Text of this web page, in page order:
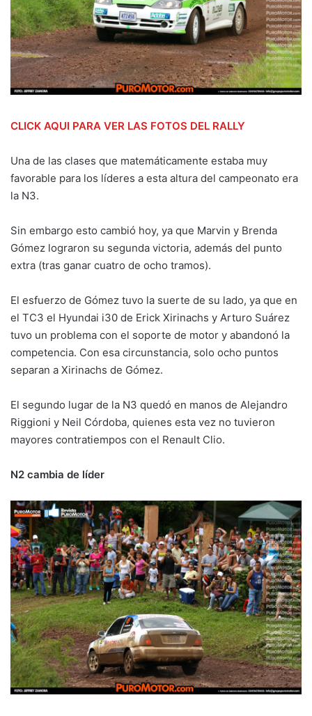
CLICK AQUI PARA VER LAS FOTOS DEL RALLY
Una de las clases que matemáticamente estaba muy
favorable para los líderes a esta altura del campeonato era
la N3.
Sin embargo esto cambió hoy, ya que Marvin y Brenda
Gómez lograron su segunda victoria, además del punto
extra (tras ganar cuatro de ocho tramos).
El esfuerzo de Gómez tuvo la suerte de su lado, ya que en
el TC3 el Hyundai i30 de Erick Xirinachs y Arturo Suárez
tuvo un problema con el soporte de motor y abandonó la
competencia. Con esa circunstancia, solo ocho puntos
separan a Xirinachs de Gómez.
El segundo lugar de la N3 quedó en manos de Alejandro
Riggioni y Neil Córdoba, quienes esta vez no tuvieron
mayores contratiempos con el Renault Clio.
N2 cambia de líder